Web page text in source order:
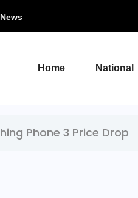
Home National
Phone 3 Price Drop